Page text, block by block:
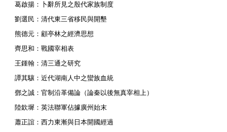
葛啟揚：卜辭所見之殷代家族制度
劉選民：清代東三省移民與開墾
熊德元：顧亭林之經濟思想
齊思和：戰國宰相表
王鍾翰：清三通之研究
譚其驤：近代湖南人中之蠻族血統
鄧之誠：官制沿革備論（論秦以後無真宰相上）
陸欽墀：英法聯軍佔據廣州始末
蕭正誼：西力東漸與日本開國經過